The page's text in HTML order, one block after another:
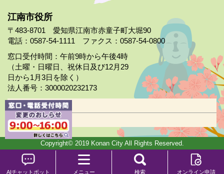
AIチャットボット メニュー 検索 オンライン申請
江南市役所
〒483-8701 愛知県江南市赤童子町大堀90
電話：0587-54-1111 ファクス：0587-54-0800
窓口受付時間：午前9時から午後4時
（土曜・日曜日、祝休日及び12月29
日から1月3日を除く）
法人番号：3000020232173
市役所案内
日曜市役所
Copyright© 2019 Konan City All Rights Reserved.